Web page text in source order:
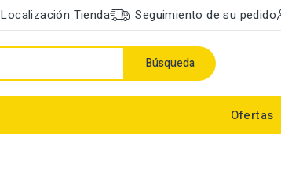
Localización Tienda Seguimiento de su pedido
Búsqueda
Ofertas